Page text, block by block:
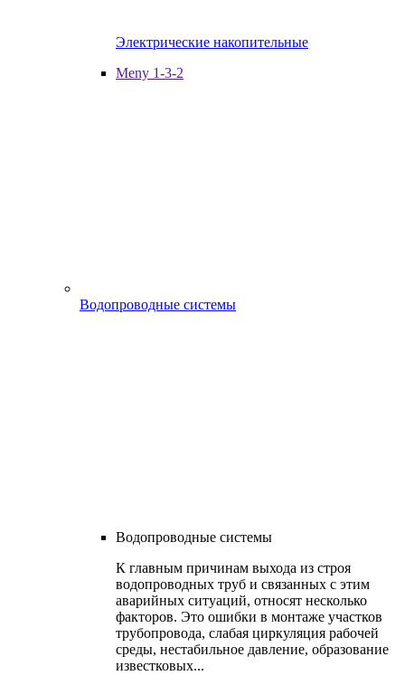
Электрические накопительные
Meny 1-3-2
Водопроводные системы
Водопроводные системы
К главным причинам выхода из строя
водопроводных труб и связанных с этим
аварийных ситуаций, относят несколько
факторов. Это ошибки в монтаже участков
трубопровода, слабая циркуляция рабочей
среды, нестабильное давление, образование
известковых...